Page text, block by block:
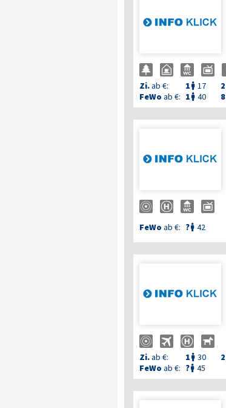
Zi.ab €: 1  17 2
FeWo ab €: 1  40 8
FeWo ab €: ? 42
Zi.ab €: 1  30 2
FeWo ab €: ? 45